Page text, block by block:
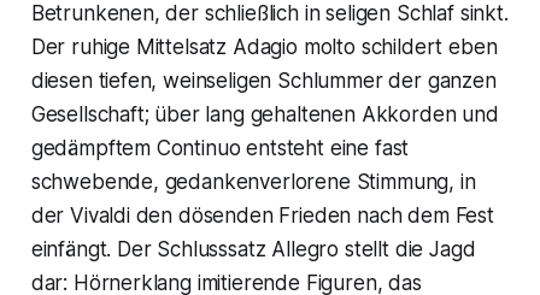
Betrunkenen, der schließlich in seligen Schlaf sinkt.
Der ruhige Mittelsatz Adagio molto schildert eben
diesen tiefen, weinseligen Schlummer der ganzen
Gesellschaft; über lang gehaltenen Akkorden und
gedämpftem Continuo entsteht eine fast
schwebende, gedankenverlorene Stimmung, in
der Vivaldi den dösenden Frieden nach dem Fest
einfängt. Der Schlusssatz Allegro stellt die Jagd
dar: Hörnerklang imitierende Figuren, das